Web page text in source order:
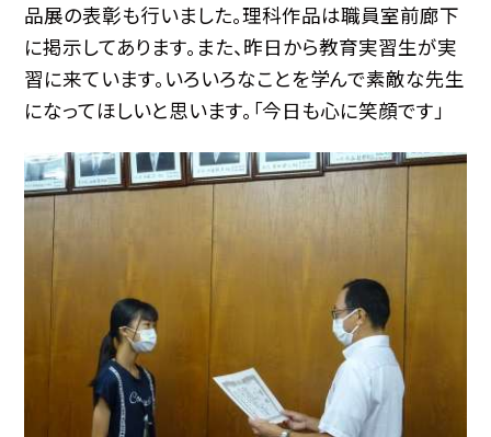
品展の表彰も行いました。理科作品は職員室前廊下
に掲示してあります。また、昨日から教育実習生が実
習に来ています。いろいろなことを学んで素敵な先生
になってほしいと思います。「今日も心に笑顔です」